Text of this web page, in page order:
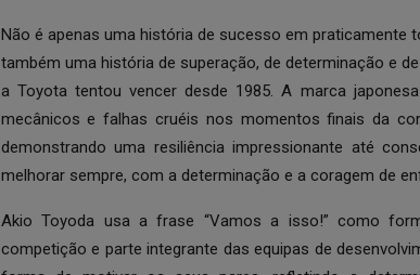
Não é apenas uma história de sucesso em
também uma história de superação, de determinação e
a Toyota tentou vencer desde 1985. A marca
mecânicos e falhas cruéis nos momentos finais da
demonstrando uma resiliência impressionante até
melhorar sempre, com a determinação e a coragem de
Akio Toyoda usa a frase “Vamos a isso!” como
competição e parte integrante das equipas de